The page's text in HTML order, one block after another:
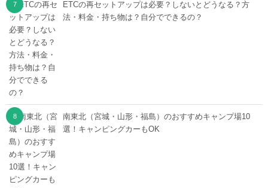
ETCの再セットアップは必要？しないとどうなる？方
法・料金・持ち物は？自分でできるの？
南東北（宮城・山形・福島）のおすすめキャンプ場10
選！キャンピングカーもOK